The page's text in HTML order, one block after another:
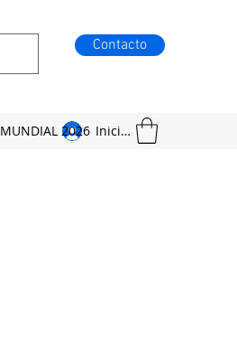
Contacto
Iniciar sesión
MUNDIAL 2026